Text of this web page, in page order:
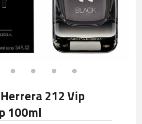
212 Vip
100ml